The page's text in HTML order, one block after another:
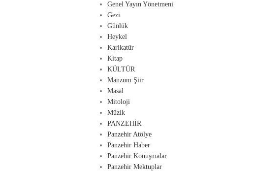
Genel Yayın Yönetmeni
Gezi
Günlük
Heykel
Karikatür
Kitap
KÜLTÜR
Manzum Şiir
Masal
Mitoloji
Müzik
PANZEHİR
Panzehir Atölye
Panzehir Haber
Panzehir Konuşmalar
Panzehir Mektuplar